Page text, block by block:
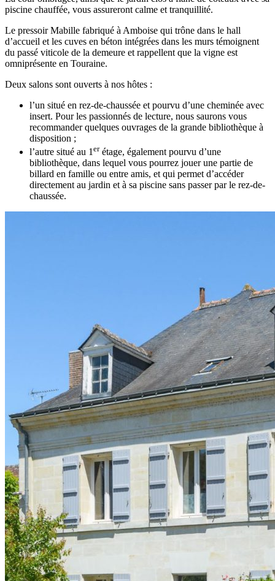
piscine chauffée, vous assureront calme et tranquillité.
Le pressoir Mabille fabriqué à Amboise qui trône dans le hall
d’accueil et les cuves en béton intégrées dans les murs témoignent
du passé viticole de la demeure et rappellent que la vigne est
omniprésente en Touraine.
Deux salons sont ouverts à nos hôtes :
l’un situé en rez-de-chaussée et pourvu d’une cheminée avec
insert. Pour les passionnés de lecture, nous saurons vous
recommander quelques ouvrages de la grande bibliothèque à
disposition ;
l’autre situé au 1 erétage, également pourvu d’une
bibliothèque, dans lequel vous pourrez jouer une partie de
billard en famille ou entre amis, et qui permet d’accéder
directement au jardin et à sa piscine sans passer par le rez-de-
chaussée.